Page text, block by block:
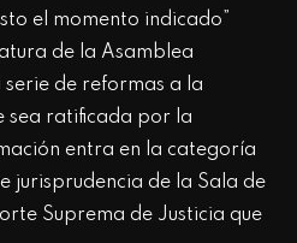
el momento indicado”
de la Asamblea
de reformas a la
sea ratificada por la
entra en la categoría
jurisprudencia de la Sala de
Suprema de Justicia que